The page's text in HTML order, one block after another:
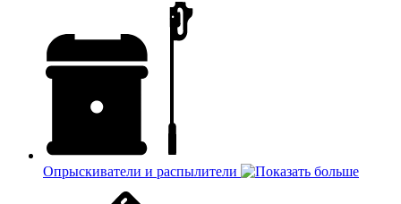
Опрыскиватели и распылители